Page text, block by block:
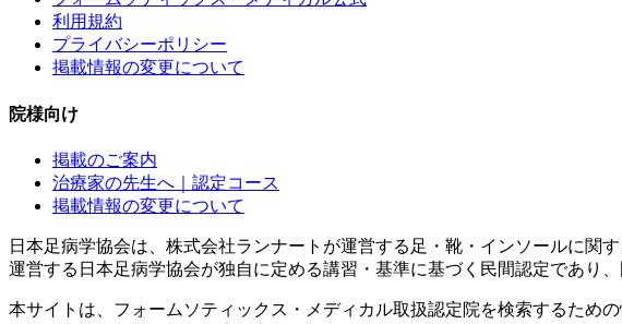
利用規約
プライバシーポリシー
掲載情報の変更について
院様向け
掲載のご案内
治療家の先生へ｜認定コース
掲載情報の変更について
日本足病学協会は、株式会社ランナートが運営する足・靴・インソールに関
運営する日本足病学協会が独自に定める講習・基準に基づく民間認定であり
本サイトは、フォームソティックス・メディカル取扱認定院を検索するため